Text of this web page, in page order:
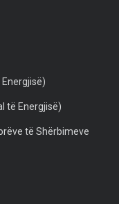
Energjisë)
të Energjisë)
të Shërbimeve